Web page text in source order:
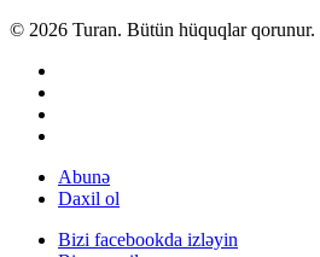
© 2026 Turan. Bütün hüquqlar qorunur.
Abunə
Daxil ol
Bizi facebookda izləyin